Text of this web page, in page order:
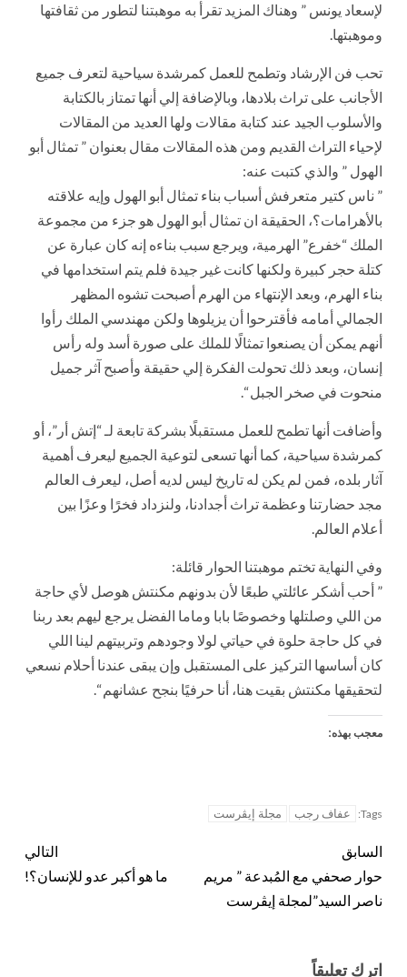
لإسعاد يونس ” وهناك المزيد تقرأ به موهبتنا لتطور من ثقافتها
وموهبتها.
تحب فن الإرشاد وتطمح للعمل كمرشدة سياحية لتعرف جميع
الأجانب على تراث بلادها، وبالإضافة إلي أنها تمتاز بالكتابة
والأسلوب الجيد عند كتابة مقالات ولها العديد من المقالات
لإحياء التراث القديم ومن هذه المقالات مقال بعنوان ” تمثال أبو
الهول ” والذي كتبت عنه:
” ناس كتير متعرفش أسباب بناء تمثال أبو الهول وإيه علاقته
بالأهرامات؟، الحقيقة ان تمثال أبو الهول هو جزء من مجموعة
الملك “خفرع” الهرمية، ويرجع سبب بناءه إنه كان عبارة عن
كتلة حجر كبيرة ولكنها كانت غير جيدة فلم يتم استخدامها في
بناء الهرم، وبعد الإنتهاء من الهرم أصبحت تشوه المظهر
الجمالي أمامه فأقترحوا أن يزيلوها ولكن مهندسي الملك رأوا
أنهم يمكن أن يصنعوا تمثالًا للملك على صورة أسد وله رأس
إنسان، وبعد ذلك تحولت الفكرة إلي حقيقة وأصبح آثر جميل
منحوت في صخر الجبل “.
وأضافت أنها تطمح للعمل مستقبلًا بشركة تابعة لـ “إتش أر”، أو
كمرشدة سياحية، كما أنها تسعى لتوعية الجميع ليعرف أهمية
آثار بلده، فمن لم يكن له تاريخ ليس لديه أصل، ليعرف العالم
مجد حضارتنا وعظمة تراث أجدادنا، ولنزداد فخرًا وعزًا بين
أعلام العالم.
وفي النهاية تختم موهبتنا الحوار قائلة:
” أحب أشكر عائلتي طبعًا لأن بدونهم مكنتش هوصل لأي حاجة
من اللي وصلتلها وخصوصًا بابا وماما الفضل يرجع ليهم بعد ربنا
في كل حاجة حلوة في حياتي لولا وجودهم وتربيتهم لينا اللي
كان أساسها التركيز على المستقبل وإن يبقى عندنا أحلام نسعي
لتحقيقها مكنتش بقيت هنا، أنا حرفيًا بنجح عشانهم “.
معجب بهذه:
Tags: عفاف رجب مجلة إيڤرست
السابق
حوار صحفي مع المُبدعة ” مريم
ناصر السيد”لمجلة إيڤرست
التالي
ما هو أكبر عدو للإنسان؟!
اترك تعليقاً